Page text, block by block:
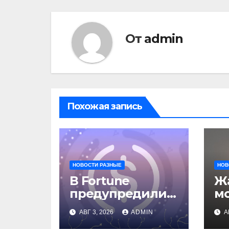
От admin
Похожая запись
НОВОСТИ РАЗНЫЕ
В Fortune
предупредили о
рисках сделки
Circle и IBM
АВГ 3, 2026 ADMIN